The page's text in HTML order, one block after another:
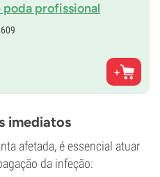
poda profissional
609
imediatos
afetada, é essencial atuar
da infeção: